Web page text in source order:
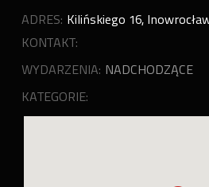
ADRES: Kilińskiego 16,
KONTAKT:
WYDARZENIA: NADCHODZĄCE
KATEGORIE: